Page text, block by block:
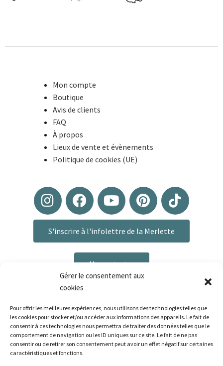
Gérer le consentement aux
cookies
Pour offrir les meilleures expériences, nous utilisons des technologies telles que
les cookies pour stocker et/ou accéder aux informations des appareils. Le fait de
consentir à ces technologies nous permettra de traiter des données telles que le
comportement de navigation ou les ID uniques sur ce site. Le fait de ne pas
consentir ou de retirer son consentement peut avoir un effet négatif sur certaines
caractéristiques et fonctions.
Mon compte
Boutique
Avis de clients
FAQ
À propos
Lieux de vente et évènements
Politique de cookies (UE)
S'inscrire à l'infolettre de la Merlette
Me contacter
Plan du site|Mentions légales